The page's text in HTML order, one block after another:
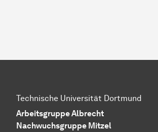
Technische Universität Dortmund
Arbeitsgruppe Albrecht
Nachwuchsgruppe Mitzel